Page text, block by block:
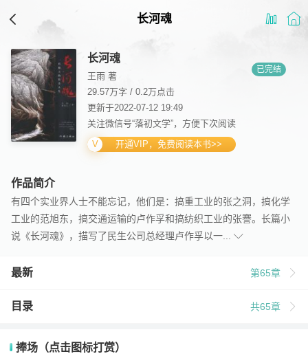
长河魂
长河魂
王雨 著
已完结
29.57万字 / 0.2万点击
更新于2022-07-12 19:49
关注微信号“落初文学”，方便下次阅读
开通VIP，免费阅读本书>>
作品简介
有四个实业界人士不能忘记，他们是：搞重工业的张之洞，搞化学
工业的范旭东，搞交通运输的卢作孚和搞纺织工业的张謇。长篇小
说《长河魂》，描写了民生公司总经理卢作孚以一...
最新 第65章
目录 共65章
捧场（点击图标打赏）